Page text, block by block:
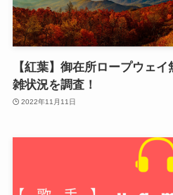
【紅葉】御在所ロープウェ
雑状況を調査！
2022年11月11日